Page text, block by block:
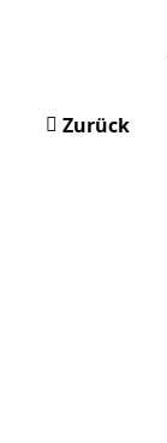
Zurück